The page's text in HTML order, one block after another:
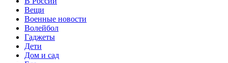
Вещи
Военные новости
Волейбол
Гаджеты
Дети
Дом и сад